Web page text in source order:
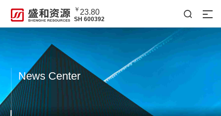
￥ 23.80
SH 600392

News Center